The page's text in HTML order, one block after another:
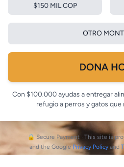
$150 MIL COP
OTRO
DONA
Con $100.000 ayudas a entregar
refugio a perros y gatos que
🔒 Secure Payment · This site is
and the GooglePrivacy Policy and